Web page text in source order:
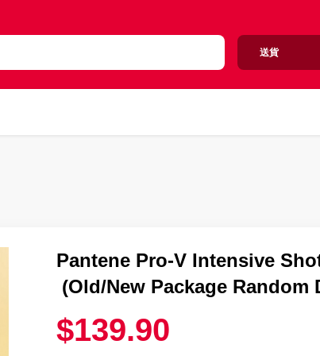
送貨
Pantene Pro-V Intensive
(Old/New Package Random
$139.90